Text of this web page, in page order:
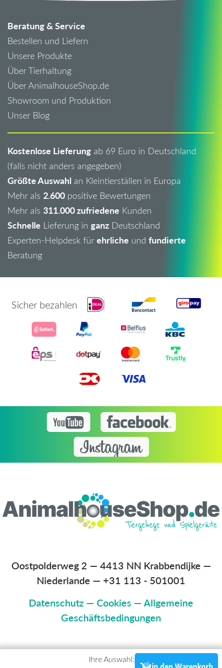
Ihre Auswahl:
Beratung & Service
Bestellen und Liefern
Unsere Produkte
Über Tierhaltung
Über AnimalhouseShop.de
Showroom und Produktion
Unser Blog
Kostenlose Lieferung ab 69 Euro in Deutschland
(falls nicht anders angegeben)
Größte Auswahl an Kleintierställen in Europa
Mehr als 2.600 positive Bewertungen
Mehr als 311.000 zufriedene Kunden
Schnelle Lieferung in ganz Deutschland
Experten-Helpdesk für ehrliche und fundierte
Beratung
Sicher bezahlen
Oostpolderweg 2 — 4413 NN Krabbendijke —
Niederlande — +31 113 - 501001
Datenschutz — Cookies —Allgemeine
Geschäftsbedingungen